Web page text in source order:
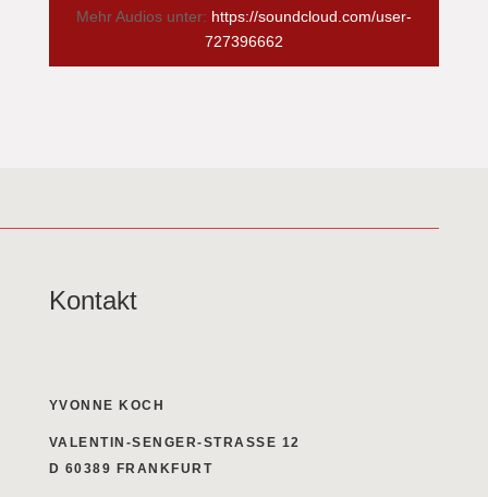
Mehr Audios unter: https://soundcloud.com/user-
727396662
Kontakt
YVONNE KOCH
VALENTIN-SENGER-STRASSE 12
D 60389 FRANKFURT